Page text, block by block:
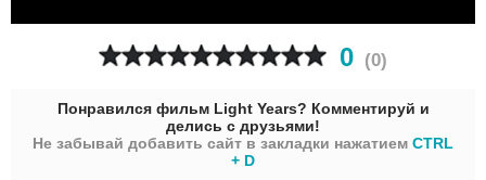
0 (0)
Понравился фильм Light Years? Комментируй и
делись с друзьями!
Не забывай добавить сайт в закладки нажатием CTRL
+ D